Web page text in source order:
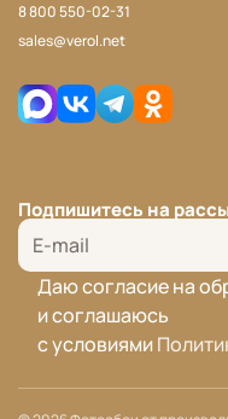
8 800 550-02-31
sales@verol.net
Подпишитесь на
Даю согласие на
и соглашаюсь
с условиями